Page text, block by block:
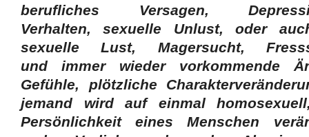
berufliches Versagen,
Verhalten, sexuelle Unlust, oder
sexuelle Lust, Magersucht,
und immer wieder vorkommende
Gefühle, plötzliche
jemand wird auf einmal
Persönlichkeit eines Menschen